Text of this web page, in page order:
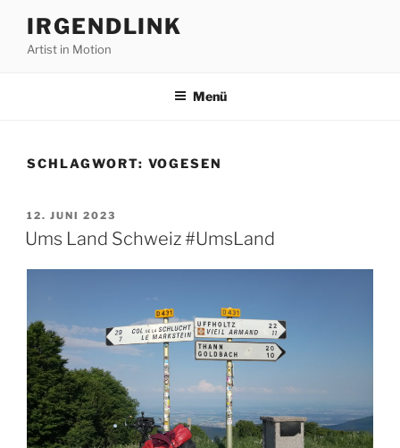
Inhalt
springen
IRGENDLINK
Artist in Motion
Menü
SCHLAGWORT: VOGESEN
VERÖFFENTLICHT
AM
12. JUNI 2023
Ums Land Schweiz #UmsLand